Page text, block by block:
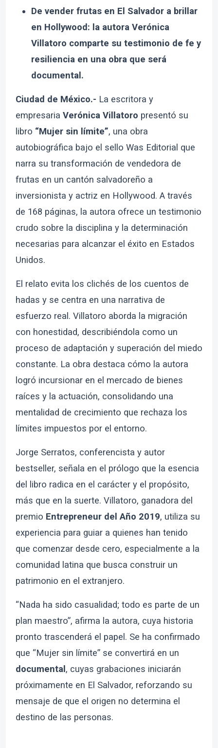
De vender frutas en El Salvador a brillar
en Hollywood: la autora Verónica
Villatoro comparte su testimonio de fe y
resiliencia en una obra que será
documental.
Ciudad de México.- La escritora y
empresaria Verónica Villatoro presentó su
libro “Mujer sin límite”, una obra
autobiográfica bajo el sello Was Editorial que
narra su transformación de vendedora de
frutas en un cantón salvadoreño a
inversionista y actriz en Hollywood. A través
de 168 páginas, la autora ofrece un testimonio
crudo sobre la disciplina y la determinación
necesarias para alcanzar el éxito en Estados
Unidos.
El relato evita los clichés de los cuentos de
hadas y se centra en una narrativa de
esfuerzo real. Villatoro aborda la migración
con honestidad, describiéndola como un
proceso de adaptación y superación del miedo
constante. La obra destaca cómo la autora
logró incursionar en el mercado de bienes
raíces y la actuación, consolidando una
mentalidad de crecimiento que rechaza los
límites impuestos por el entorno.
Jorge Serratos, conferencista y autor
bestseller, señala en el prólogo que la esencia
del libro radica en el carácter y el propósito,
más que en la suerte. Villatoro, ganadora del
premio Entrepreneur del Año 2019, utiliza su
experiencia para guiar a quienes han tenido
que comenzar desde cero, especialmente a la
comunidad latina que busca construir un
patrimonio en el extranjero.
“Nada ha sido casualidad; todo es parte de un
plan maestro”, afirma la autora, cuya historia
pronto trascenderá el papel. Se ha confirmado
que “Mujer sin límite” se convertirá en un
documental, cuyas grabaciones iniciarán
próximamente en El Salvador, reforzando su
mensaje de que el origen no determina el
destino de las personas.